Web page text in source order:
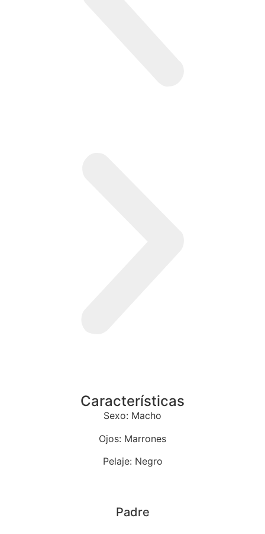
Características
Sexo: Macho
Ojos: Marrones
Pelaje: Negro
Padre